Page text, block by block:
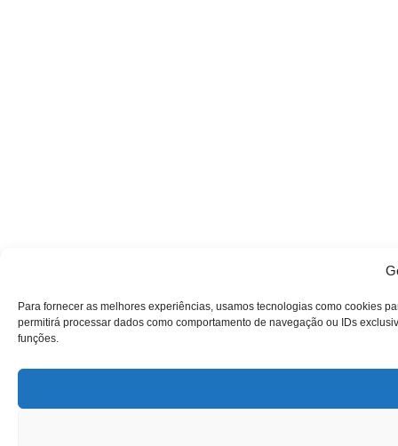
Para fornecer as melhores experiências, usamos tecnologias como cookies
permitirá processar dados como comportamento de navegação ou IDs
funções.